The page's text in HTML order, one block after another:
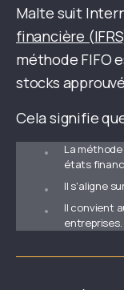
Malte suit
financière
méthode FIFO
stocks
Cela signifie
La
états
Il s'aligne
Il convient
entreprises.